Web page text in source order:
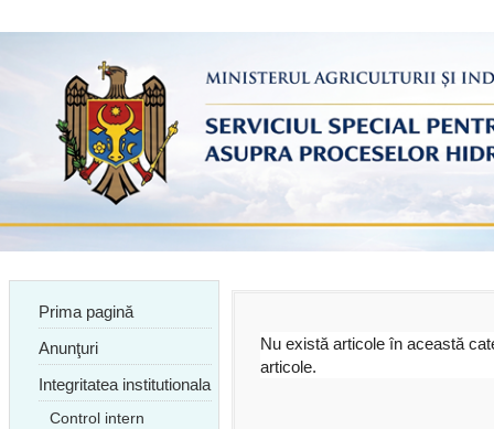
Prima pagină
Anunţuri
Integritatea institutionala
Control intern
Nu există articole în această
articole.